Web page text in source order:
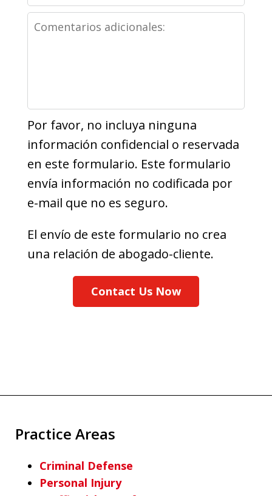
partes
adversas,
encontró
nuestro
Comentarios
Por favor, no incluya ninguna
información confidencial o reservada
en este formulario. Este formulario
envía información no codificada por
e-mail que no es seguro.
El envío de este formulario no crea
una relación de abogado-cliente.
Contact Us Now
Practice Areas
Criminal Defense
Personal Injury